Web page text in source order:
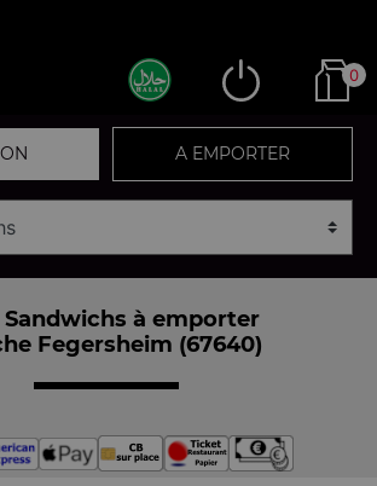
0
A EMPORTER
Sandwichs à emporter
Fegersheim (67640)